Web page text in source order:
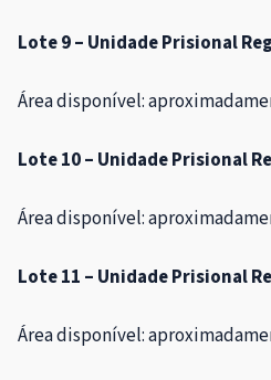
Lote 9 – Unidade Prisional
Área disponível:
Lote 10 – Unidade Prisional
Área disponível:
Lote 11 – Unidade Prisional
Área disponível: